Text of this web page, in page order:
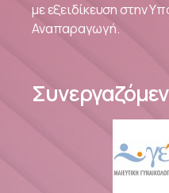
με εξειδίκευση στην
Αναπαραγωγή.